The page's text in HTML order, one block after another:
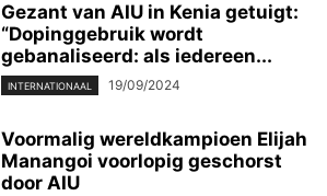
Gezant van AIU in Kenia getuigt:
“Dopinggebruik wordt
gebanaliseerd: als iedereen...
INTERNATIONAAL 19/09/2024
Voormalig wereldkampioen Elijah
Manangoi voorlopig geschorst
door AIU